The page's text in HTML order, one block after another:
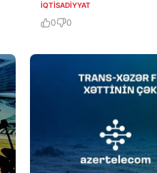
İQTISADIYYAT
0 0